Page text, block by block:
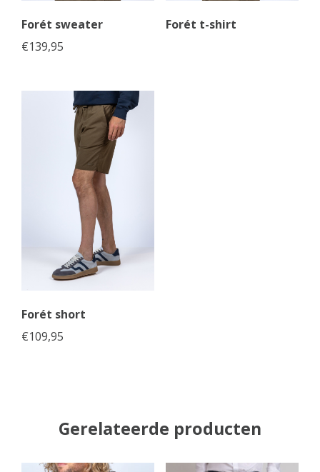
Forét sweater
€139,95
Forét t-shirt
Forét short
€109,95
Gerelateerde producten